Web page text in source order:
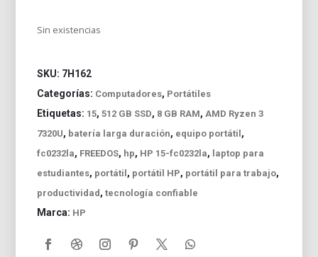
Sin existencias
SKU: 7H162
Categorías: Computadores, Portátiles
Etiquetas: 15,512 GB SSD, 8 GB RAM, AMD Ryzen 3
7320U, batería larga duración, equipo portátil ,
fc0232la, FREEDOS, hp, HP 15-fc0232la, laptop para
estudiantes, portátil , portátil HP, portátil para trabajo,
productividad ,tecnología confiable
Marca: HP